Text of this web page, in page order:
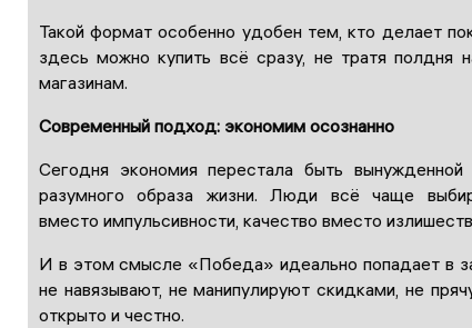
Такой формат особенно удобен тем, кто делает
здесь можно купить всё сразу, не тратя полдня
магазинам.
Современный подход: экономим осознанно
Сегодня экономия перестала быть
разумного образа жизни. Люди всё чаще
вместо импульсивности, качество вместо
И в этом смысле «Победа» идеально попадает в
не навязывают, не манипулируют скидками, не
открыто и честно.